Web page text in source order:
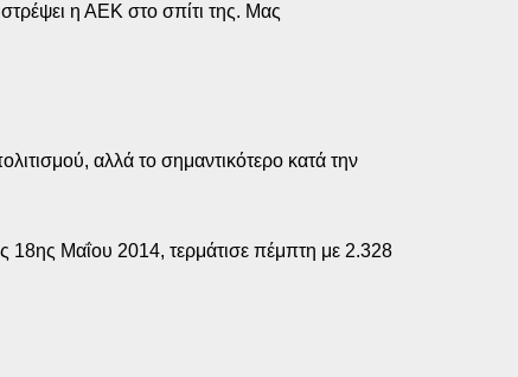
η ΑΕΚ στο σπίτι της. Μας
αλλά το σημαντικότερο κατά την
Μαΐου 2014, τερμάτισε πέμπτη με 2.328